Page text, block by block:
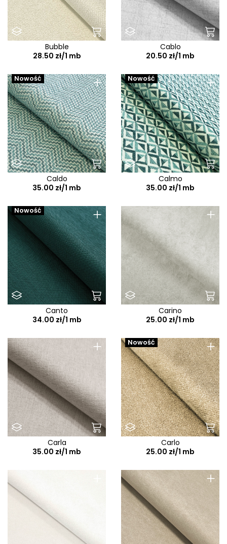
Bubble
28.50 zł/1 mb
Cablo
20.50 zł/1 mb
+
Nowość
Caldo
35.00 zł/1 mb
+
Nowość
Calmo
35.00 zł/1 mb
+
Nowość
Canto
34.00 zł/1 mb
+
Carino
25.00 zł/1 mb
+
Carla
35.00 zł/1 mb
+
Nowość
Carlo
25.00 zł/1 mb
+